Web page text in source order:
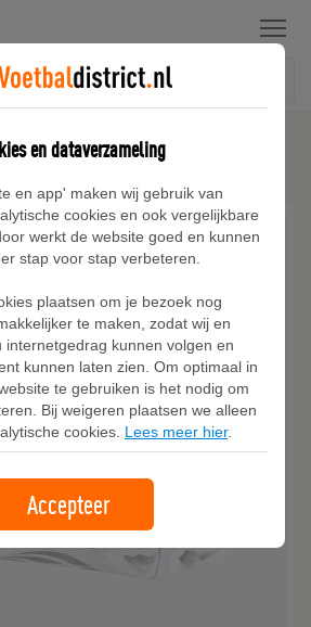
Menu
Tongue Firm Ground Voetbalschoenen
en dataverzameling
en app' maken wij gebruik van
cookies en ook vergelijkbare
werkt de website goed en kunnen
stap voor stap verbeteren.
plaatsen om je bezoek nog
te maken, zodat wij en
internetgedrag kunnen volgen en
kunnen laten zien. Om optimaal in
te gebruiken is het nodig om
Bij weigeren plaatsen we alleen
cookies. Lees meer hier.
Accepteer